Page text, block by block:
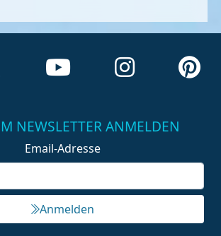
NEWSLETTER ANMELDEN
Email-Adresse
Anmelden